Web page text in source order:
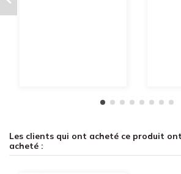
Les clients qui ont acheté ce produit
acheté :